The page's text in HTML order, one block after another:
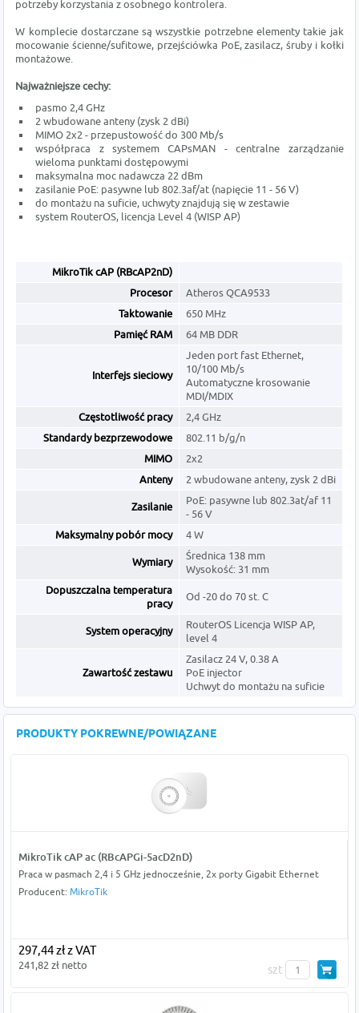
potrzeby korzystania z osobnego kontrolera.
W komplecie dostarczane są wszystkie potrzebne elementy takie jak
mocowanie ścienne/sufitowe, przejściówka PoE, zasilacz, śruby i kołki
montażowe.
Najważniejsze cechy:
pasmo 2,4 GHz
2 wbudowane anteny (zysk 2 dBi)
MIMO 2x2 - przepustowość do 300 Mb/s
współpraca z systemem CAPsMAN - centralne zarządzanie
wieloma punktami dostępowymi
maksymalna moc nadawcza 22 dBm
zasilanie PoE: pasywne lub 802.3af/at (napięcie 11 - 56 V)
do montażu na suficie, uchwyty znajdują się w zestawie
system RouterOS, licencja Level 4 (WISP AP)
MikroTik cAP (RBcAP2nD)
Procesor
Atheros QCA9533
Taktowanie
650 MHz
Pamięć RAM
64 MB DDR
Interfejs sieciowy
Jeden port fast Ethernet,
10/100 Mb/s
Automatyczne krosowanie
MDI/MDIX
Częstotliwość pracy
2,4 GHz
Standardy bezprzewodowe
802.11 b/g/n
MIMO
2x2
Anteny
2 wbudowane anteny, zysk 2 dBi
Zasilanie
PoE: pasywne lub 802.3at/af 11
- 56 V
Maksymalny pobór mocy
4 W
Wymiary
Średnica 138 mm
Wysokość: 31 mm
Dopuszczalna temperatura
pracy
Od -20 do 70 st. C
System operacyjny
RouterOS Licencja WISP AP,
level 4
Zawartość zestawu
Zasilacz 24 V, 0.38 A
PoE injector
Uchwyt do montażu na suficie
PRODUKTY POKREWNE/POWIĄZANE
MikroTik cAP ac (RBcAPGi-5acD2nD)
Praca w pasmach 2,4 i 5 GHz jednocześnie, 2x porty Gigabit Ethernet
Producent: MikroTik
297,44 zł z VAT
241,82 zł netto szt